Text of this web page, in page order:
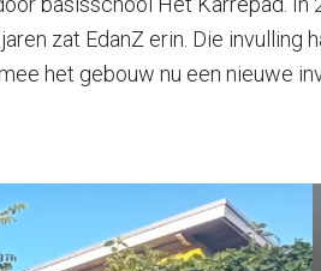
zat EdanZ erin. Die
het gebouw nu een nieuwe